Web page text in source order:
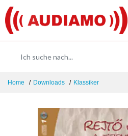
Home Downloads Klassiker